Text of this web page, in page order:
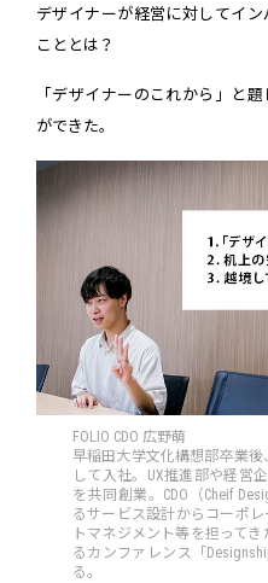
デザイナーが経営に対してイ
こととは？
「デザイナーのこれから」と
ができた。
FOLIO CDO 広野萌
早稲田大学文化構想部卒業
して入社。UX推進部や経営
を共同創業。CDO（Cheif
るサービス設計からコーポ
トマネジメント等を担って
るカンファレンス「
る。